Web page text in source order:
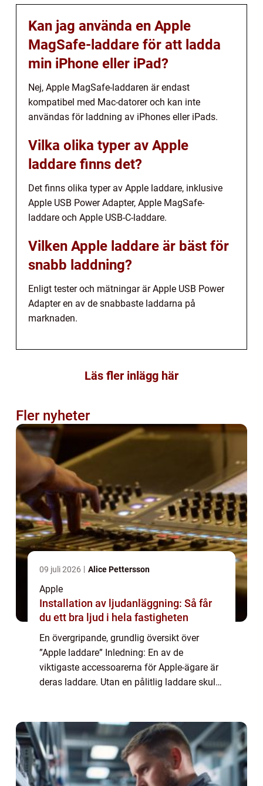
Kan jag använda en Apple
MagSafe-laddare för att ladda
min iPhone eller iPad?
Nej, Apple MagSafe-laddaren är endast
kompatibel med Mac-datorer och kan inte
användas för laddning av iPhones eller iPads.
Vilka olika typer av Apple
laddare finns det?
Det finns olika typer av Apple laddare, inklusive
Apple USB Power Adapter, Apple MagSafe-
laddare och Apple USB-C-laddare.
Vilken Apple laddare är bäst för
snabb laddning?
Enligt tester och mätningar är Apple USB Power
Adapter en av de snabbaste laddarna på
marknaden.
Läs fler inlägg här
Fler nyheter
09 juli 2026 Alice Pettersson
Apple
Installation av ljudanläggning: Så får
du ett bra ljud i hela fastigheten
En övergripande, grundlig översikt över
”Apple laddare” Inledning: En av de
viktigaste accessoarerna för Apple-ägare är
deras laddare. Utan en pålitlig laddare skulle